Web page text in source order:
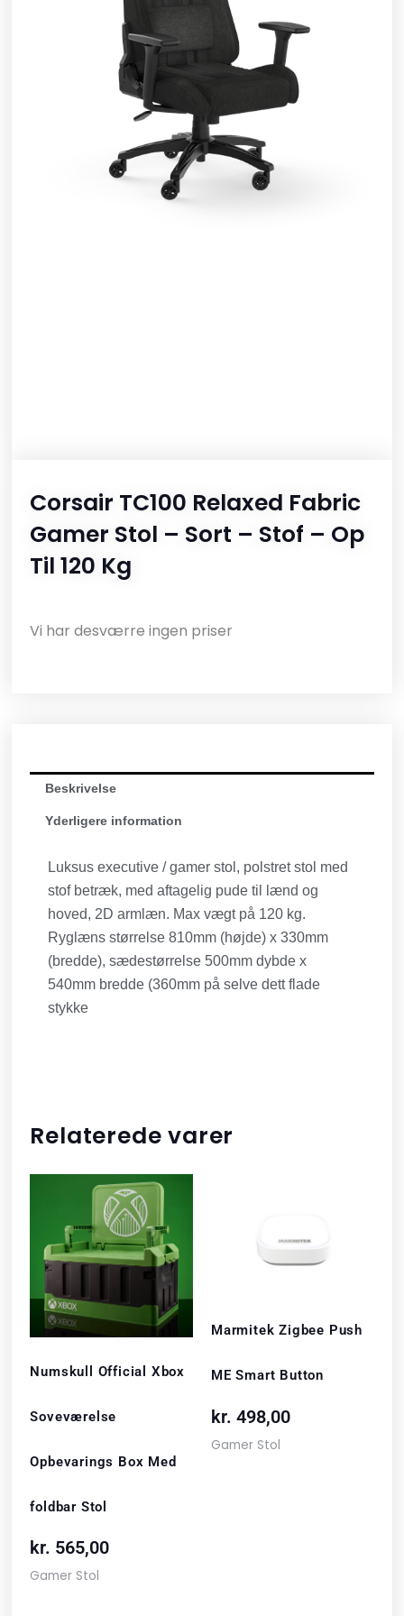
Corsair TC100 Relaxed Fabric
Gamer Stol – Sort – Stof – Op
Til 120 Kg
Vi har desværre ingen priser
Beskrivelse
Yderligere information
Luksus executive / gamer stol, polstret stol med
stof betræk, med aftagelig pude til lænd og
hoved, 2D armlæn. Max vægt på 120 kg.
Ryglæns størrelse 810mm (højde) x 330mm
(bredde), sædestørrelse 500mm dybde x
540mm bredde (360mm på selve dett flade
stykke
Relaterede varer
Numskull Official Xbox
Soveværelse
Opbevarings Box Med
foldbar Stol
kr. 565,00
Gamer Stol
Marmitek Zigbee Push
ME Smart Button
kr. 498,00
Gamer Stol